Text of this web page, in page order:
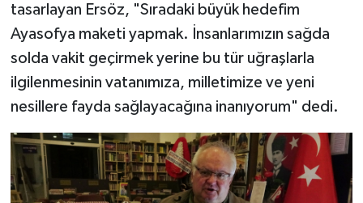
tasarlayan Ersöz, "Sıradaki büyük hedefim
Ayasofya maketi yapmak. İnsanlarımızın sağda
solda vakit geçirmek yerine bu tür uğraşlarla
ilgilenmesinin vatanımıza, milletimize ve yeni
nesillere fayda sağlayacağına inanıyorum" dedi.
Türkiye
Yerel
Künye